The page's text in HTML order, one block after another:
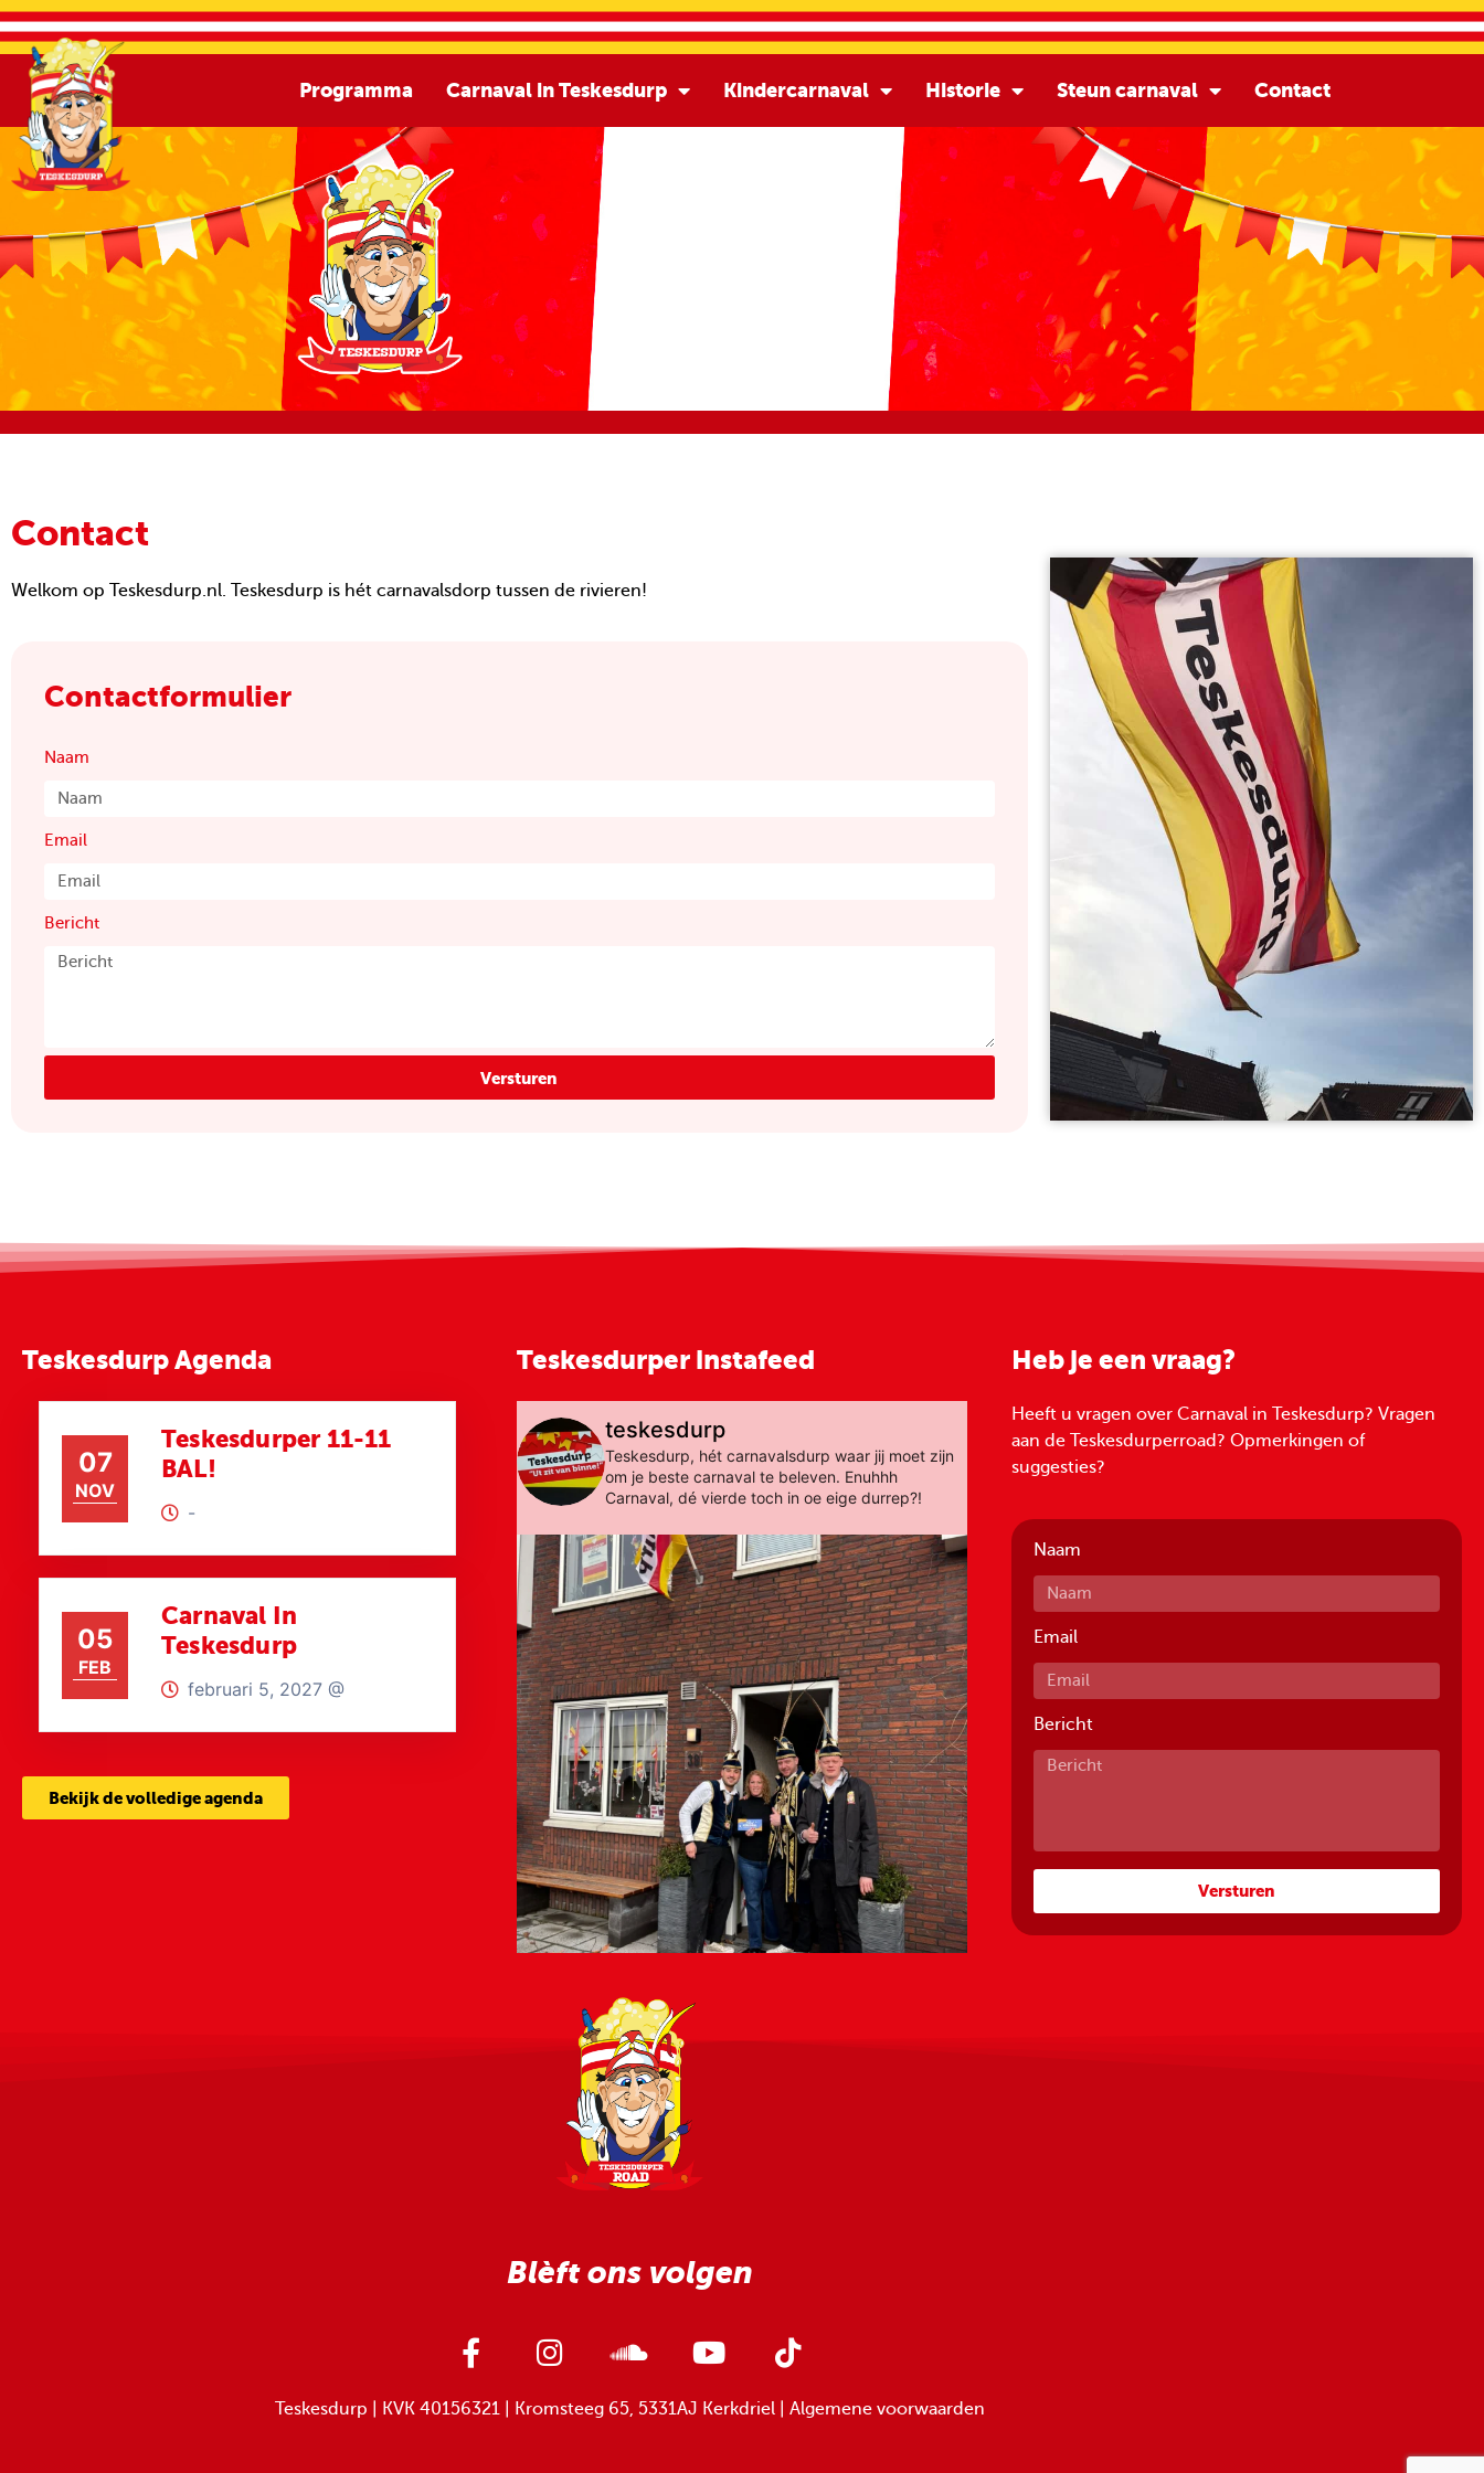
Programma Carnaval in Teskesdurp Kindercarnaval Historie Steun carnaval Contact
Contact
Welkom op Teskesdurp.nl. Teskesdurp is hét carnavalsdorp tussen de rivieren!
Contactformulier
Naam
Email
Bericht
Versturen
Teskesdurp Agenda
07
NOV
Teskesdurper 11-11
BAL!
-
05
FEB
Carnaval In
Teskesdurp
februari 5, 2027 @
Bekijk de volledige agenda
Teskesdurper instafeed
teskesdurp
Teskesdurp, hét carnavalsdurp waar jij moet zijn
om je beste carnaval te beleven. Enuhhh
Carnaval, dé vierde toch in oe eige durrep?!
Heb je een vraag?
Heeft u vragen over Carnaval in Teskesdurp? Vragen
aan de Teskesdurperroad? Opmerkingen of
suggesties?
Naam
Email
Bericht
Versturen
Blèft ons volgen
Teskesdurp | KVK 40156321 | Kromsteeg 65, 5331AJ Kerkdriel | Algemene voorwaarden